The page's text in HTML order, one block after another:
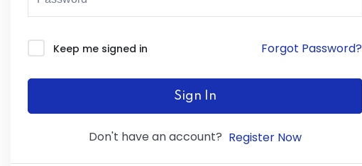
Keep me signed in Forgot Password?
Sign In
Don't have an account? Register Now